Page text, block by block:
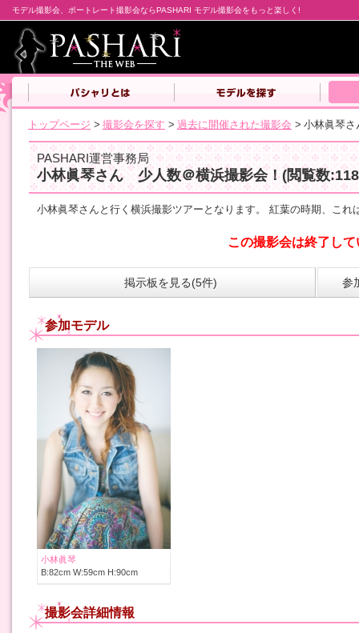
モデル撮影会、ポートレート撮影会ならPASHARI モデル撮影会をもっと楽しく!
トップページ > 撮影会を探す > 過去に開催された撮影会 > 小林眞琴
PASHARI運営事務局
小林眞琴さん 少人数＠横浜撮影会！ (閲覧数
小林眞琴さんと行く横浜撮影ツアーとなります。 紅葉の時期、これ
この撮影会は終了し
掲示板を見る(5件) 参
参加モデル
小林眞琴
B:82cm W:59cm H:90cm
撮影会詳細情報